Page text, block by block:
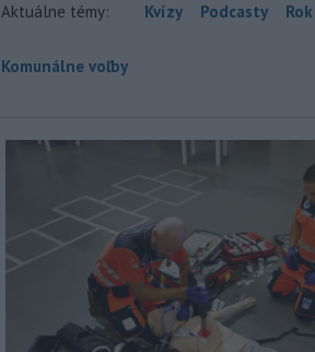
Aktuálne témy: Kvízy Podcasty
Komunálne voľby